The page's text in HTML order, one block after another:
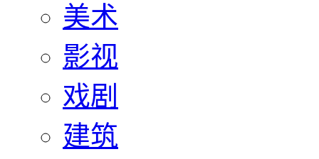
美术
影视
戏剧
建筑